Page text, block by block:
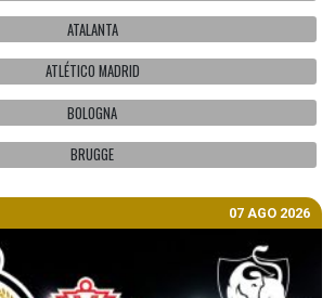
ATALANTA
ATLÉTICO MADRID
BOLOGNA
BRUGGE
07 AGO 2026